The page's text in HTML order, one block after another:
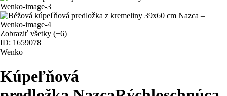
Zobraziť všetky (+6)
ID: 1659078
Wenko
Kúpeľňová